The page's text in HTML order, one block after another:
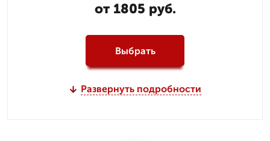
от 1805 руб.
Выбрать
Развернуть подробности